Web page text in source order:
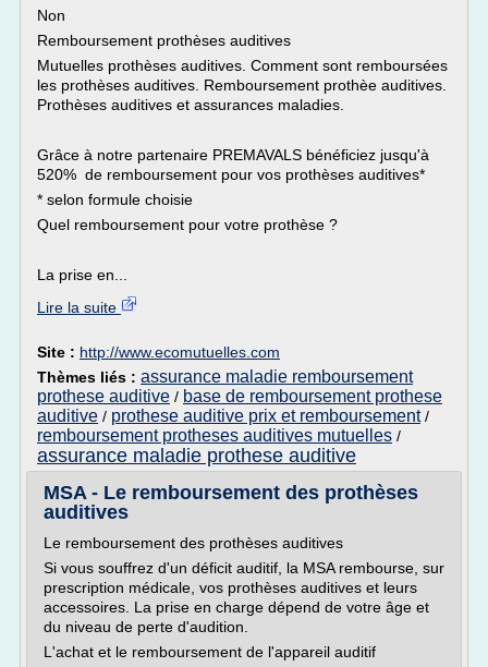
Non
Remboursement prothèses auditives
Mutuelles prothèses auditives. Comment sont remboursées
les prothèses auditives. Remboursement prothèe auditives.
Prothèses auditives et assurances maladies.
Grâce à notre partenaire PREMAVALS bénéficiez jusqu'à
520% de remboursement pour vos prothèses auditives*
* selon formule choisie
Quel remboursement pour votre prothèse ?
La prise en...
Lire la suite
Site : http://www.ecomutuelles.com
Thèmes liés : assurance maladie remboursement
prothese auditive / base de remboursement prothese
auditive / prothese auditive prix et remboursement/
remboursement protheses auditives mutuelles /
assurance maladie prothese auditive
MSA - Le remboursement des prothèses
auditives
Le remboursement des prothèses auditives
Si vous souffrez d'un déficit auditif, la MSA rembourse, sur
prescription médicale, vos prothèses auditives et leurs
accessoires. La prise en charge dépend de votre âge et
du niveau de perte d'audition.
L'achat et le remboursement de l'appareil auditif